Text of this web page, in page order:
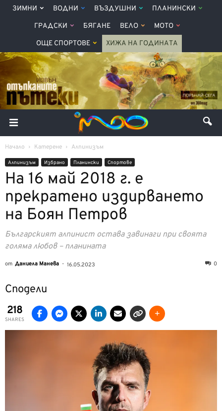
ЗИМНИ ВОДНИ ВЪЗДУШНИ ПЛАНИНСКИ
ГРАДСКИ БЯГАНЕ ВЕЛО МОТО
ОЩЕ СПОРТОВЕ ХИЖА НА ГОДИНАТА
Начало Катерене Алпинизъм
Алпинизъм Избрано Планински Спортове
На 16 май 2018 г. е
прекратено издирването
на Боян Петров
Българският алпинист остава завинаги при своята
голяма любов – планината
от Даниела Манева - 16.05.2023 0
Сподели
218
SHARES